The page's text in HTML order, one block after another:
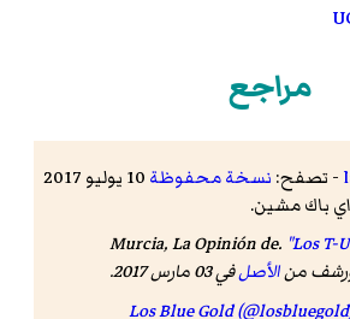
مراجع
- تصفح: نسخة محفوظة
10 يوليو 2017
باك مشين.
Murcia, La Opinión de. "Los T-
منالأصلفي 03 مارس 2017
.